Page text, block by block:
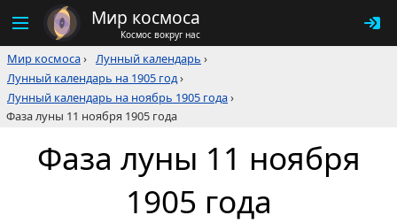
Мир космоса
Космос вокруг нас
Мир космоса› Лунный календарь ›
Лунный календарь на 1905 год›
Лунный календарь на ноябрь 1905 года›
Фаза луны 11 ноября 1905 года
Фаза луны 11 ноября
1905 года